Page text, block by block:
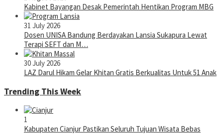
Kabinet Bayangan Desak Pemerintah Hentikan Program MBG
31 July 2026
Dosen UNISA Bandung Berdayakan Lansia Sukapura Lewat
Terapi SEFT dan M…
30 July 2026
LAZ Darul Hikam Gelar Khitan Gratis Berkualitas Untuk 51 Anak
Trending This Week
1
Kabupaten Cianjur Pastikan Seluruh Tujuan Wisata Bebas